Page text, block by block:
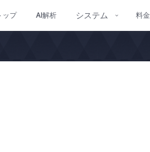
ップ AI解析 システム 料金